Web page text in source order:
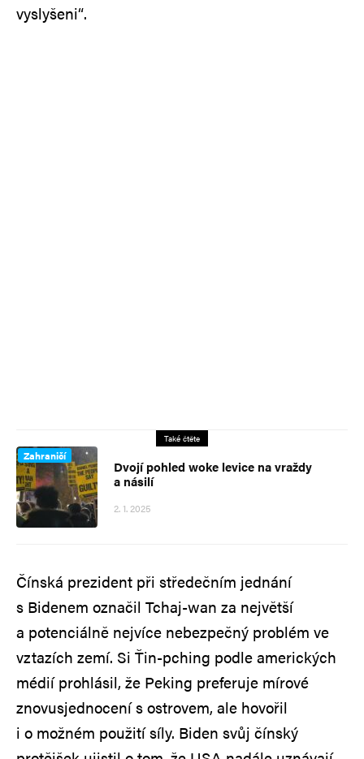
vyslyšeni“.
Také čtěte
Zahraničí
Dvojí pohled woke levice na vraždy
a násilí
2. 1. 2025
Čínská prezident při středečním jednání
s Bidenem označil Tchaj-wan za největší
a potenciálně nejvíce nebezpečný problém ve
vztazích zemí. Si Ťin-pching podle amerických
médií prohlásil, že Peking preferuje mírové
znovusjednocení s ostrovem, ale hovořil
i o možném použití síly. Biden svůj čínský